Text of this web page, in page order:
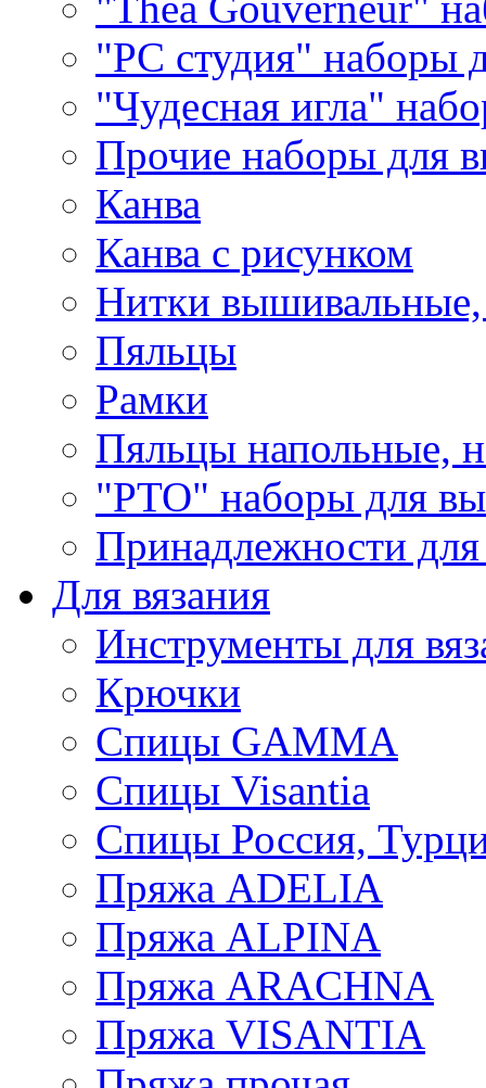
"РС студия" наборы
"Чудесная игла"
Прочие наборы для
Канва
Канва с рисунком
Нитки
Пяльцы
Рамки
Пяльцы напольные,
"РТО" наборы для
Принадлежности
Для вязания
Инструменты для
Крючки
Спицы GAMMA
Спицы Visantia
Спицы Россия,
Пряжа ADELIA
Пряжа ALPINA
Пряжа ARACHNA
Пряжа VISANTIA